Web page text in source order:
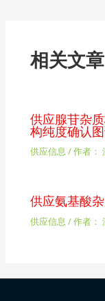
相关文章
供应腺苷杂
构纯度确认图
供应信息 / 作者：
供应氨基酸
供应信息 / 作者：